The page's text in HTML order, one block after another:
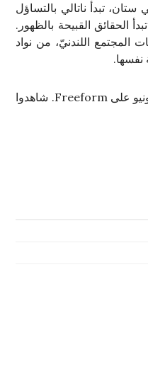
تبدأ ناتالي بالتساؤل
الحقائق القبيحة بالظهور.
المجتمع اللندنيّ، من نواد
نفسها.
ينطلق Guilt هذا الأسبوع يوم 13 يونيو على Freeform. شاهدوا